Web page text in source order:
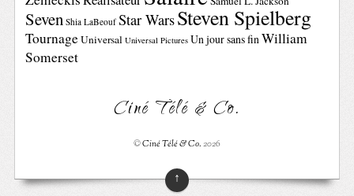
Seven Shia LaBeouf Star WarsSteven Spielberg
TournageUniversal Universal Pictures Un jour sans finWilliam
Somerset
Ciné Télé & Co.
©Ciné Télé & Co.2026
↑